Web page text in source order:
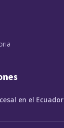
en el Ecuador